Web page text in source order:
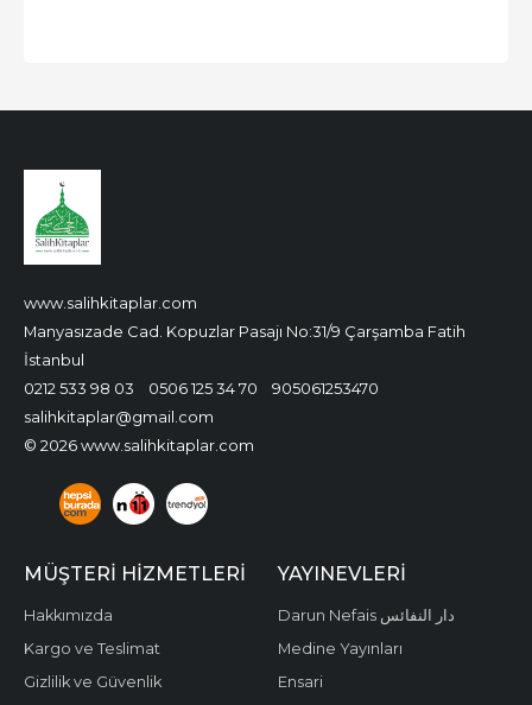
www.salihkitaplar.com
Manyasızade Cad. Kopuzlar Pasajı No:31/9 Çarşamba Fatih
İstanbul
0212 533 98 03
0506 125 34 70
905061253470
salihkitaplar@gmail.com
© 2026 www.salihkitaplar.com
MÜŞTERI HIZMETLERI
Hakkımızda
Kargo ve Teslimat
Gizlilik ve Güvenlik
YAYINEVLERI
Darun Nefais دار النفائس
Medine Yayınları
Ensari